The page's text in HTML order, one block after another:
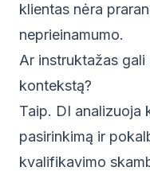
klientas nėra
neprieinamumo.
Ar instruktažas
kontekstą?
Taip. DI analizuoja
pasirinkimą ir
kvalifikavimo